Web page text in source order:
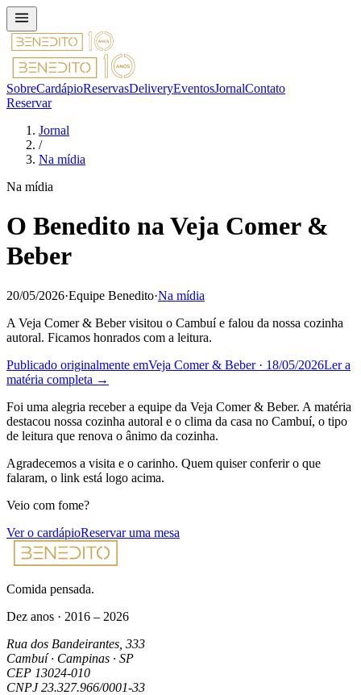
SobreCardápioReservasDeliveryEventosJornalContato
Reservar
Jornal
/
Na mídia
Na mídia
O Benedito na Veja Comer &
Beber
20/05/2026·Equipe Benedito·Na mídia
A Veja Comer & Beber visitou o Cambuí e falou da nossa cozinha
autoral. Ficamos honrados com a leitura.
Publicado originalmente emVeja Comer & Beber· 18/05/2026Ler a
matéria completa →
Foi uma alegria receber a equipe da Veja Comer & Beber. A matéria
destacou nossa cozinha autoral e o clima da casa no Cambuí, o tipo
de leitura que renova o ânimo da cozinha.
Agradecemos a visita e o carinho. Quem quiser conferir o que
falaram, o link está logo acima.
Veio com fome?
Ver o cardápioReservar uma mesa
Comida pensada.
Dez anos · 2016 – 2026
Rua dos Bandeirantes, 333
Cambuí · Campinas · SP
CEP 13024-010
CNPJ23.327.966/0001-33